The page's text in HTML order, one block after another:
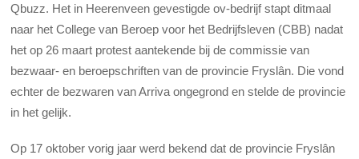
Qbuzz. Het in Heerenveen gevestigde ov-bedrijf stapt ditmaal
naar het College van Beroep voor het Bedrijfsleven (CBB) nadat
het op 26 maart protest aantekende bij de commissie van
bezwaar- en beroepschriften van de provincie Fryslân. Die vond
echter de bezwaren van Arriva ongegrond en stelde de provincie
in het gelijk.
Op 17 oktober vorig jaar werd bekend dat de provincie Fryslân